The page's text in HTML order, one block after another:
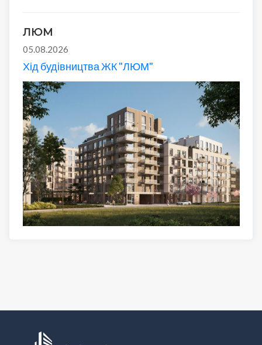
ЛЮМ
05.08.2026
Хід будівництва ЖК "ЛЮМ"